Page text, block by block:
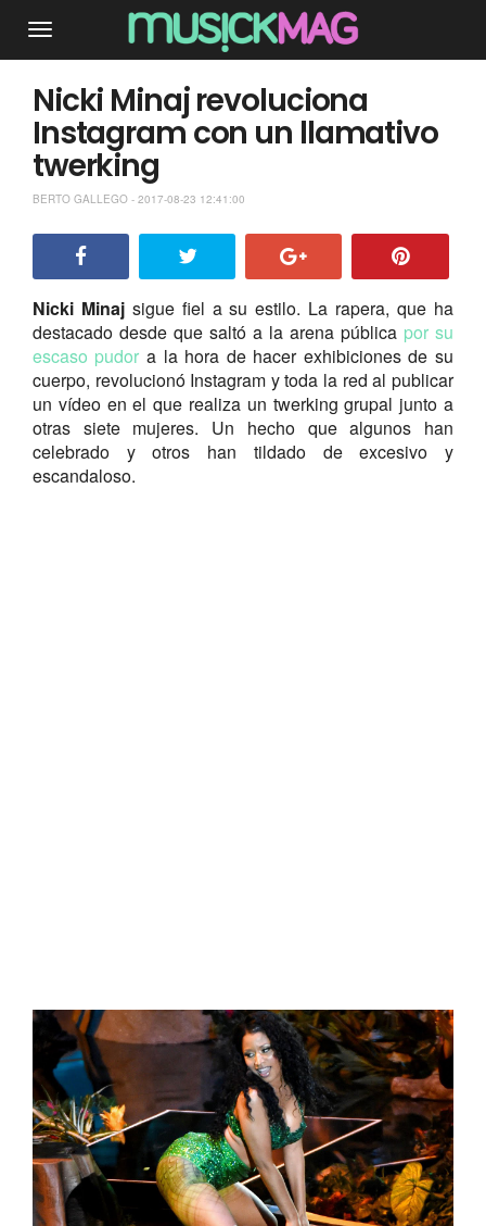
Nicki Minaj revoluciona
Instagram con un llamativo
twerking
BERTO GALLEGO - 2017-08-23 12:41:00
Nicki Minajsigue fiel a su estilo. La rapera, que ha
destacado desde que saltó a la arena pública por su
escaso pudor a la hora de hacer exhibiciones de su
cuerpo, revolucionó Instagram y toda la red al publicar
un vídeo en el que realiza un twerking grupal junto a
otras siete mujeres. Un hecho que algunos han
celebrado y otros han tildado de excesivo y
escandaloso.